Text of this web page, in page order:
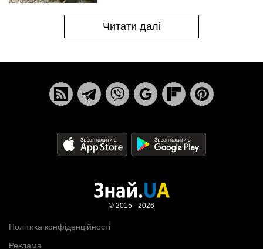
Читати далі
Політика конфіденційності
Реклама
© 2015 - 2026